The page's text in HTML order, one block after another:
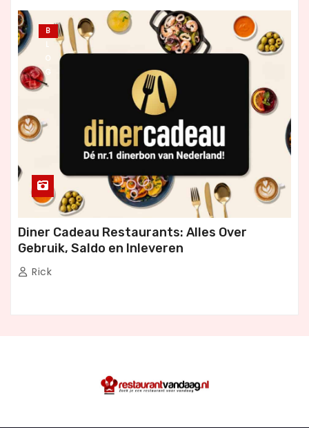
B
L
O
G
Diner Cadeau Restaurants: Alles Over
Gebruik, Saldo en Inleveren
Rick